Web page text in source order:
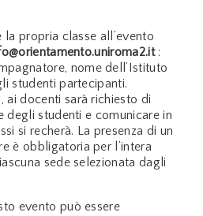
propria classe all’evento
:
nome dell’Istituto
studenti partecipanti.
ai docenti sarà richiesto di
degli studenti e comunicare in
si recherà. La presenza di un
è obbligatoria per l’intera
sede selezionata dagli
evento può essere